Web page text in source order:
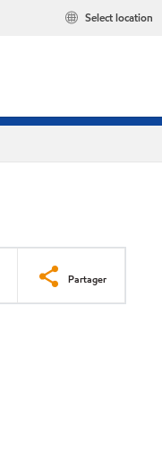
Select location
Partager